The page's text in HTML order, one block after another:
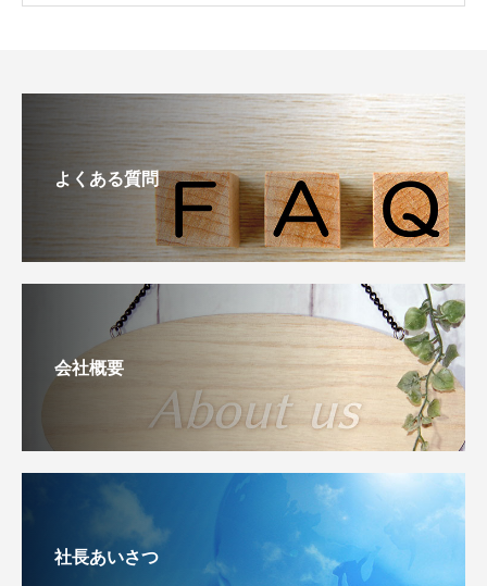
よくある質問
会社概要
社長あいさつ